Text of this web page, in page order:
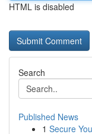
HTML is disabled
Search
Published News
1 Secure